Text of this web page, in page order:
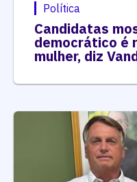
Política
Candidatas
democrático é
mulher, diz